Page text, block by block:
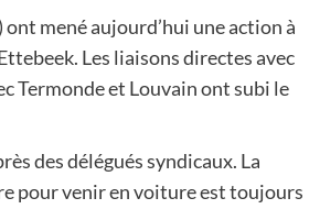
mené aujourd’hui une action à
Les liaisons directes avec
Termonde et Louvain ont subi le
des délégués syndicaux. La
pour venir en voiture est toujours